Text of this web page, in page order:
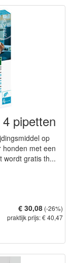
pipetten
op
honden met een
wordt gratis th...
€ 30,08 (-26%)
praktijk prijs: € 40,47